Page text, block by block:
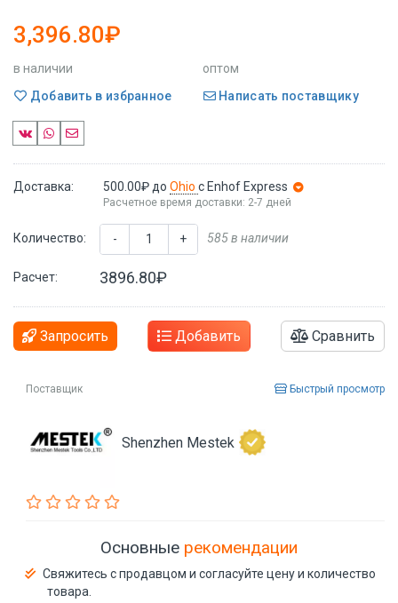
3,396.80₽
в наличии
оптом
Добавить в избранное
Написать поставщику
Доставка: 500.00₽ до Ohio с Enhof Express
Расчетное время доставки: 2-7 дней
Количество: - + 585 в наличии
Расчет: 3896.80₽
Запросить Добавить Сравнить
Поставщик Быстрый просмотр
Shenzhen Mestek
Основные рекомендации
Свяжитесь с продавцом и согласуйте цену и количество
товара.